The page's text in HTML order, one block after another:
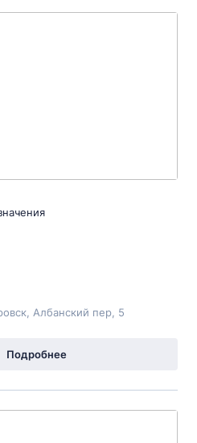
Албанский пер, 5
Подробнее